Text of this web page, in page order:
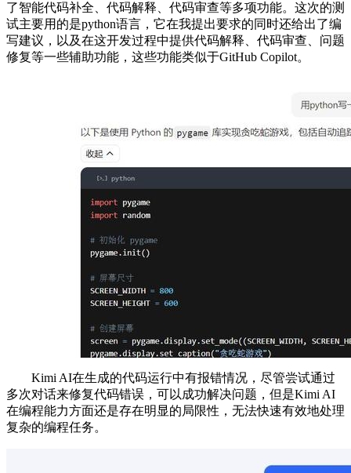
了智能代码补全、代码解释、代码审查等多项功能。这次的测
试主要用的是python语言，它在我提出要求的同时还给出了编
写建议，以及在这开发过程中提供代码解释、代码审查、问题
修复等一些辅助功能，这些功能类似于GitHub Copilot。
Kimi AI在生成的代码运行中有报错情况，尽管尝试通过
多次对话来修复代码错误，可以成功解决问题，但是Kimi AI
在编程能力方面还是存在明显的局限性，无法快速有效地处理
复杂的编程任务。